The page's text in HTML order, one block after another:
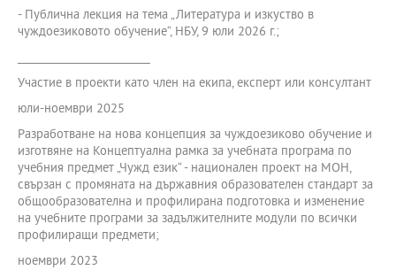
- Публична лекция на тема „Литература и изкуство в
чуждоезиковото обучение“, НБУ, 9 юли 2026 г.;
Участие в проекти като член на екипа, експерт или консултант
юли-ноември 2025
Разработване на нова концепция за чуждоезиково обучение и
изготвяне на Концептуална рамка за учебната програма по
учебния предмет „Чужд език“ - национален проект на МОН,
свързан с промяната на държавния образователен стандарт за
общообразователна и профилирана подготовка и изменение
на учебните програми за задължителните модули по всички
профилиращи предмети;
ноември 2023